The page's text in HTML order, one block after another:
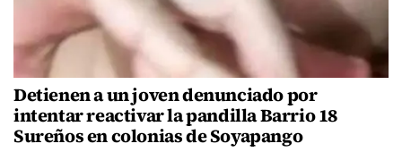
Detienen a un joven denunciado por
intentar reactivar la pandilla Barrio 18
Sureños en colonias de Soyapango